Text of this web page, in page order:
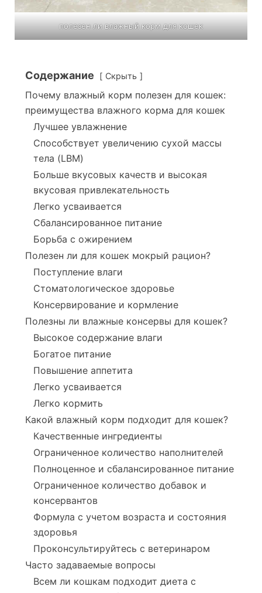
полезен ли влажный корм для кошек
Содержание Скрыть
Почему влажный корм полезен для кошек:
преимущества влажного корма для кошек
Лучшее увлажнение
Способствует увеличению сухой массы
тела (LBM)
Больше вкусовых качеств и высокая
вкусовая привлекательность
Легко усваивается
Сбалансированное питание
Борьба с ожирением
Полезен ли для кошек мокрый рацион?
Поступление влаги
Стоматологическое здоровье
Консервирование и кормление
Полезны ли влажные консервы для кошек?
Высокое содержание влаги
Богатое питание
Повышение аппетита
Легко усваивается
Легко кормить
Какой влажный корм подходит для кошек?
Качественные ингредиенты
Ограниченное количество наполнителей
Полноценное и сбалансированное питание
Ограниченное количество добавок и
консервантов
Формула с учетом возраста и состояния
здоровья
Проконсультируйтесь с ветеринаром
Часто задаваемые вопросы
Всем ли кошкам подходит диета с